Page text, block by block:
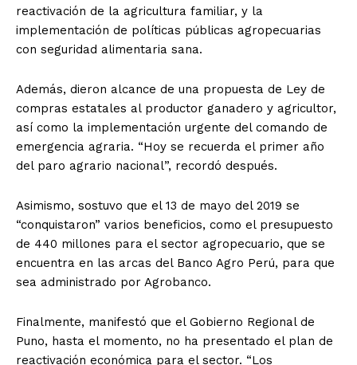
reactivación de la agricultura familiar, y la
implementación de políticas públicas agropecuarias
con seguridad alimentaria sana.
Además, dieron alcance de una propuesta de Ley de
compras estatales al productor ganadero y agricultor,
así como la implementación urgente del comando de
emergencia agraria. “Hoy se recuerda el primer año
del paro agrario nacional”, recordó después.
Asimismo, sostuvo que el 13 de mayo del 2019 se
“conquistaron” varios beneficios, como el presupuesto
de 440 millones para el sector agropecuario, que se
encuentra en las arcas del Banco Agro Perú, para que
sea administrado por Agrobanco.
Finalmente, manifestó que el Gobierno Regional de
Puno, hasta el momento, no ha presentado el plan de
reactivación económica para el sector. “Los